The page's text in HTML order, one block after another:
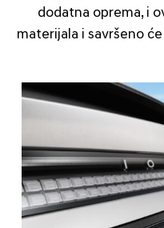
dodatna oprema, i
materijala i savršeno